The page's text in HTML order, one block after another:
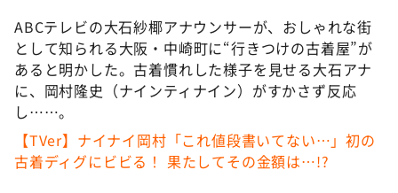
ポツンと一軒家
ザキ山小屋本館
ぺこぱのまるスポ
アナ回覧板
ABCテレビの大石紗椰アナウンサーが、おしゃれな街
として知られる大阪・中崎町に“行きつけの古着屋”が
あると明かした。古着慣れした様子を見せる大石アナ
に、岡村隆史（ナインティナイン）がすかさず反応
し……。
【TVer】ナイナイ岡村「これ値段書いてない…」初の
古着ディグにビビる！ 果たしてその金額は…!?